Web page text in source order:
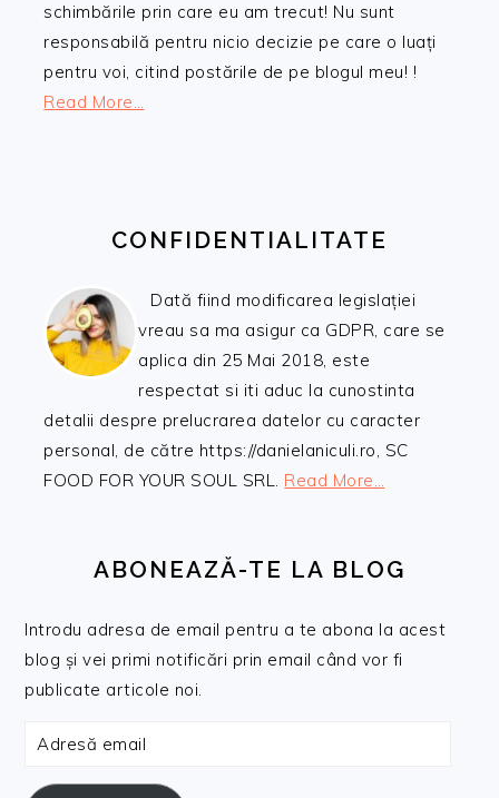
schimbările prin care eu am trecut! Nu sunt
responsabilă pentru nicio decizie pe care o luați
pentru voi, citind postările de pe blogul meu! !
Read More…
CONFIDENTIALITATE
Dată fiind modificarea legislației
vreau sa ma asigur ca GDPR, care se
aplica din 25 Mai 2018, este
respectat si iti aduc la cunostinta
detalii despre prelucrarea datelor cu caracter
personal, de către https://danielaniculi.ro, SC
FOOD FOR YOUR SOUL SRL. Read More…
ABONEAZĂ-TE LA BLOG
Introdu adresa de email pentru a te abona la acest
blog și vei primi notificări prin email când vor fi
publicate articole noi.
Adresă